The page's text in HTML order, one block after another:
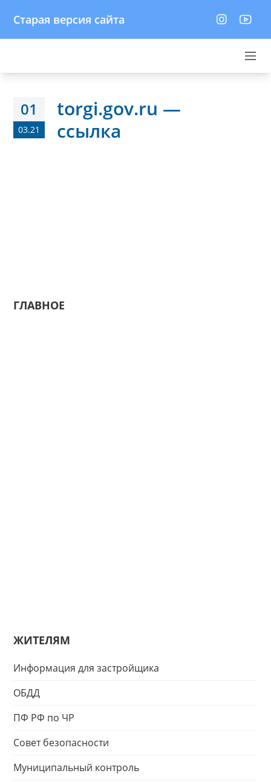
Старая версия сайта
01
03.21
torgi.gov.ru —
ссылка
ГЛАВНОЕ
ЖИТЕЛЯМ
Информация для застройщика
ОБДД
ПФ РФ по ЧР
Совет безопасности
Муниципальный контроль